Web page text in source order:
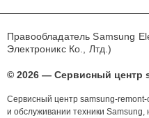
Правообладатель Samsung
Электроникс Ко., Лтд.)
© 2026 — Сервисный центр
Сервисный центр samsung-
и обслуживании техники